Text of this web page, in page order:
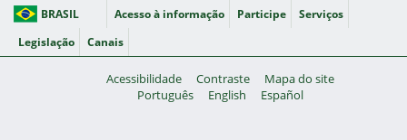
BRASIL Acesso à informação Participe
Serviços
Legislação
Canais
Acessibilidade Contraste
Mapa do site
Português
English Español